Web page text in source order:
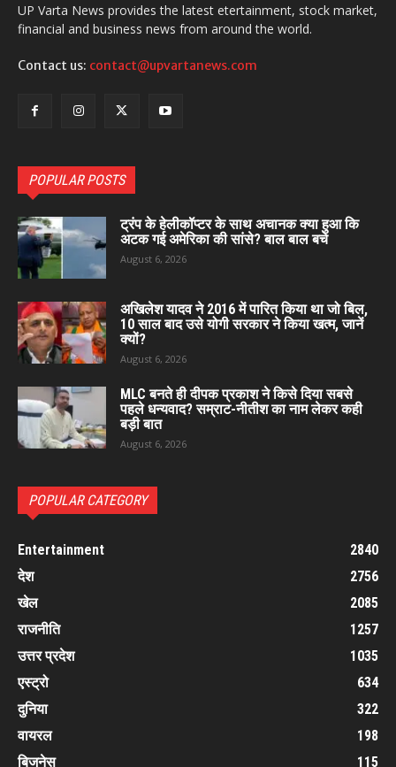
UP Varta News provides the latest etertainment, stock market,
financial and business news from around the world.
Contact us: contact@upvartanews.com
POPULAR POSTS
ट्रंप के हेलीकॉप्टर के साथ अचानक क्या हुआ कि
अटक गई अमेरिका की सांसे? बाल बाल बचे
August 6, 2026
अखिलेश यादव ने 2016 में पारित किया था जो बिल,
10 साल बाद उसे योगी सरकार ने किया खत्म, जानें
क्यों?
August 6, 2026
MLC बनते ही दीपक प्रकाश ने किसे दिया सबसे
पहले धन्यवाद? सम्राट-नीतीश का नाम लेकर कही
बड़ी बात
August 6, 2026
POPULAR CATEGORY
Entertainment
2840
देश
2756
खेल
2085
राजनीति
1257
उत्तर प्रदेश
1035
एस्ट्रो
634
दुनिया
322
वायरल
198
बिजनेस
115